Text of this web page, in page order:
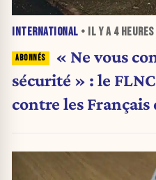
INTERNATIONAL • IL Y A 4 HEURES
« Ne vous
sécurité » : le
contre les